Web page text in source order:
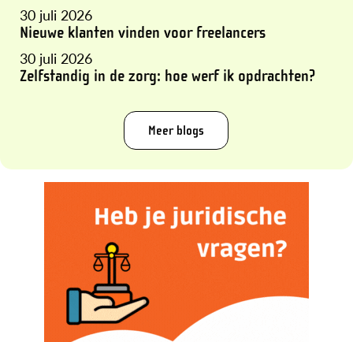
30 juli 2026
Nieuwe klanten vinden voor freelancers
30 juli 2026
Zelfstandig in de zorg: hoe werf ik opdrachten?
Meer blogs